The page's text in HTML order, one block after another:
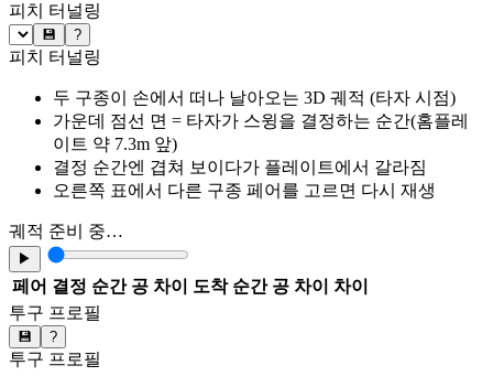
피치 터널링
💾 ?
피치 터널링
두 구종이 손에서 떠나 날아오는 3D 궤적 (타자 시점)
가운데 점선 면 = 타자가 스윙을 결정하는 순간(홈플레
이트 약 7.3m 앞)
결정 순간엔 겹쳐 보이다가 플레이트에서 갈라짐
오른쪽 표에서 다른 구종 페어를 고르면 다시 재생
궤적 준비 중…
▶
페어 결정 순간 공 차이 도착 순간 공 차이
차이
투구 프로필
💾 ?
투구 프로필